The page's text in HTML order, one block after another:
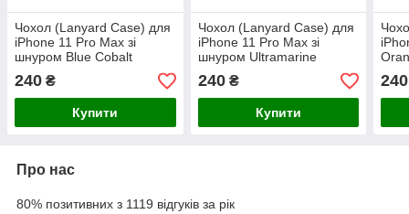
Чохол (Lanyard Case) для
iPhone 11 Pro Max зі
шнуром Blue Cobalt
240 ₴
Купити
Чохол (Lanyard Case) для
iPhone 11 Pro Max зі
шнуром Ultramarine
240₴
Купити
240
Про нас
80% позитивних з 1119 відгуків за рік